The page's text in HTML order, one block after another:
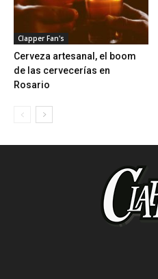
Clapper Fan's
Cerveza artesanal, el boom
de las cervecerías en
Rosario